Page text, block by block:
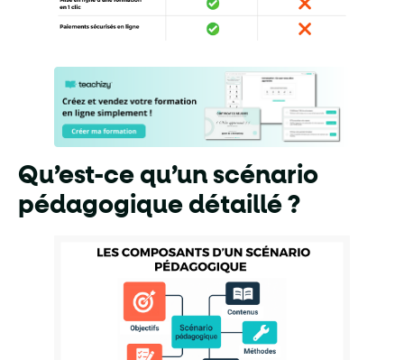
Qu’est-ce qu’un scénario
pédagogique détaillé ?